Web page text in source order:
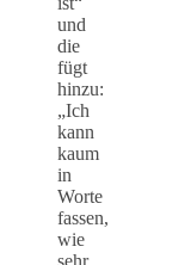
und
die
fügt
hinzu:
„Ich
kann
kaum
in
Worte
fassen,
wie